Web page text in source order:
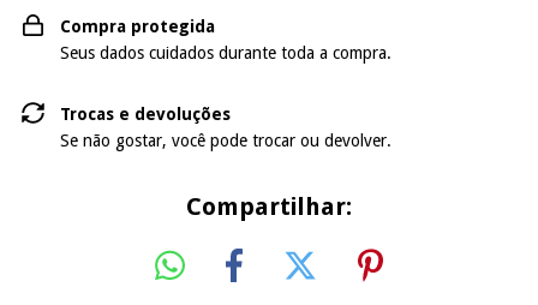
Compra protegida
Seus dados cuidados durante toda a compra.
Trocas e devoluções
Se não gostar, você pode trocar ou devolver.
Compartilhar: